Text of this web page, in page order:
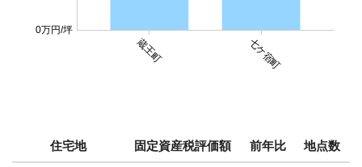
蔵王町 七ケ宿町
0万円/坪
住宅地 固定資産税評価額 前年比 地点数